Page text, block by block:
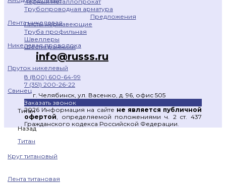
Лента никелевая
Никелевая проволока
Пруток никелевый
Свинец
Титан
Назад
Титан
Круг титановый
Лента титановая
Трубопроводная арматура
Предложения
Листы нержавеющие
Труба профильная
Швеллеры
Шестигранники
info@russs.ru
8 (800) 600-64-99
7 (351) 200-26-22
г. Челябинск, ул. Васенко, д. 96, офис 505
Заказать звонок
2026 Информация на сайте не является публичной
офертой , определяемой положениями ч. 2 ст. 437
Гражданского кодекса Российской Федерации.